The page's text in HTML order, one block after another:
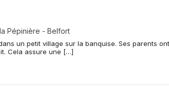
Pépinière - Belfort
un petit village sur la banquise. Ses parents
Cela assure une […]